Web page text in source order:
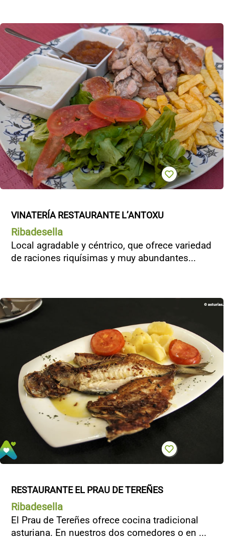
VINATERÍA RESTAURANTE L’ANTOXU
Ribadesella
Local agradable y céntrico, que ofrece variedad
de raciones riquísimas y muy abundantes...
RESTAURANTE EL PRAU DE TEREÑES
Ribadesella
El Prau de Tereñes ofrece cocina tradicional
asturiana. En nuestros dos comedores o en ...